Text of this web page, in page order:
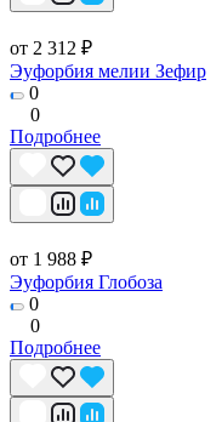
от 2 312 ₽
Эуфорбия мелии Зефир
0
0
Подробнее
от 1 988 ₽
Эуфорбия Глобоза
0
0
Подробнее